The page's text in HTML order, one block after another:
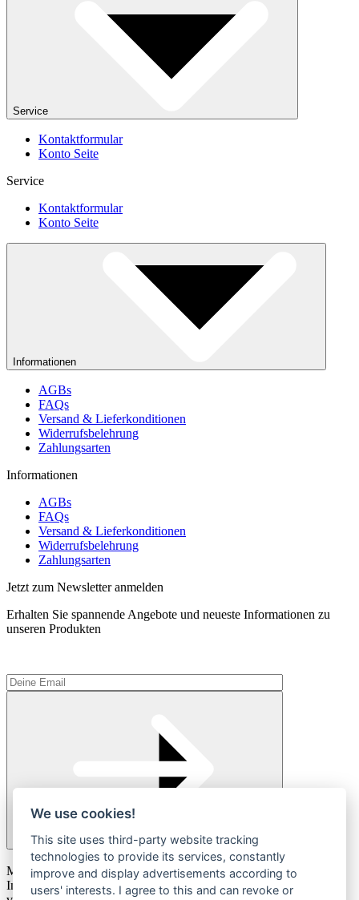
Service
Kontaktformular
Konto Seite
Service
Kontaktformular
Konto Seite
Informationen
AGBs
FAQs
Versand & Lieferkonditionen
Widerrufsbelehrung
Zahlungsarten
Informationen
AGBs
FAQs
Versand & Lieferkonditionen
Widerrufsbelehrung
Zahlungsarten
Jetzt zum Newsletter anmelden
Erhalten Sie spannende Angebote und neueste Informationen zu
unseren Produkten
Please
leave
this
Mit der Anmeldung zum Newsletter stimmen Sie zu, dass wir Ihre
Informationen im Rahmen unsererDatenschutzbestimmungen
We use cookies!
This site uses third-party website tracking
technologies to provide its services, constantly
improve and display advertisements according to
users' interests. I agree to this and can revoke or